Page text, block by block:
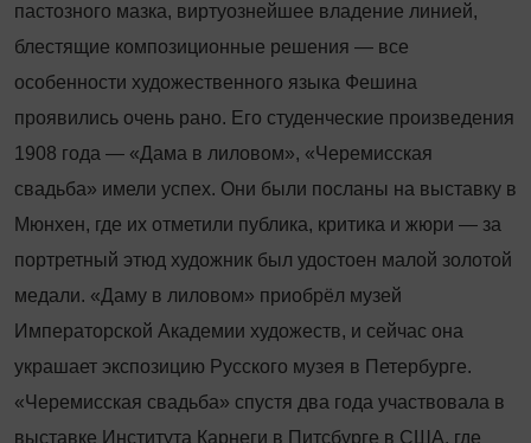
пастозного мазка, виртуознейшее владение линией,
блестящие композиционные решения — все
особенности художественного языка Фешина
проявились очень рано. Его студенческие произведения
1908 года — «Дама в лиловом», «Черемисская
свадьба» имели успех. Они были посланы на выставку в
Мюнхен, где их отметили публика, критика и жюри — за
портретный этюд художник был удостоен малой золотой
медали. «Даму в лиловом» приобрёл музей
Императорской Академии художеств, и сейчас она
украшает экспозицию Русского музея в Петербурге.
«Черемисская свадьба» спустя два года участвовала в
выставке Института Карнеги в Питсбурге в США, где